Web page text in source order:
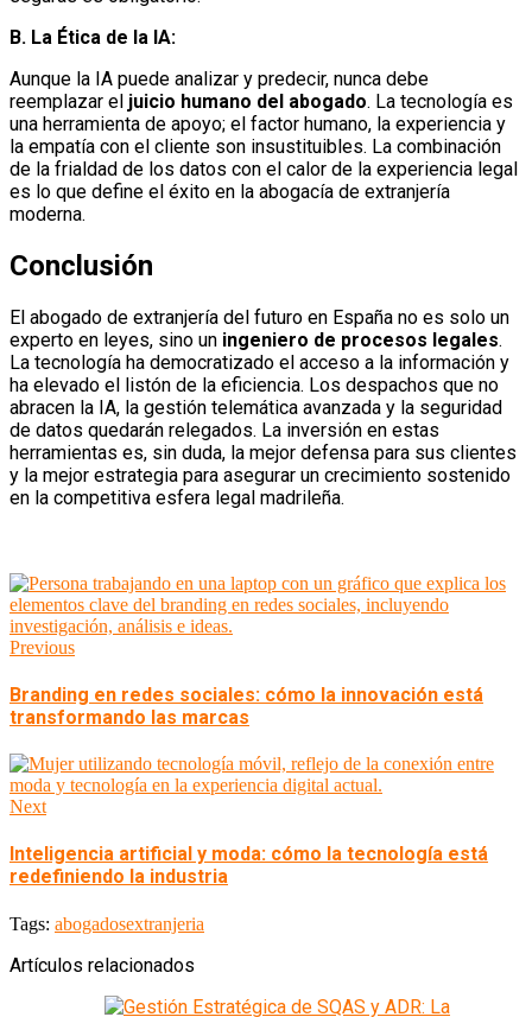
B. La Ética de la IA:
Aunque la IA puede analizar y predecir, nunca debe
reemplazar el juicio humano del abogado. La tecnología es
una herramienta de apoyo; el factor humano, la experiencia y
la empatía con el cliente son insustituibles. La combinación
de la frialdad de los datos con el calor de la experiencia legal
es lo que define el éxito en la abogacía de extranjería
moderna.
Conclusión
El abogado de extranjería del futuro en España no es solo un
experto en leyes, sino un ingeniero de procesos legales.
La tecnología ha democratizado el acceso a la información y
ha elevado el listón de la eficiencia. Los despachos que no
abracen la IA, la gestión telemática avanzada y la seguridad
de datos quedarán relegados. La inversión en estas
herramientas es, sin duda, la mejor defensa para sus clientes
y la mejor estrategia para asegurar un crecimiento sostenido
en la competitiva esfera legal madrileña.
Previous
Branding en redes sociales: cómo la innovación está
transformando las marcas
Next
Inteligencia artificial y moda: cómo la tecnología está
redefiniendo la industria
Tags: abogadosextranjeria
Artículos relacionados